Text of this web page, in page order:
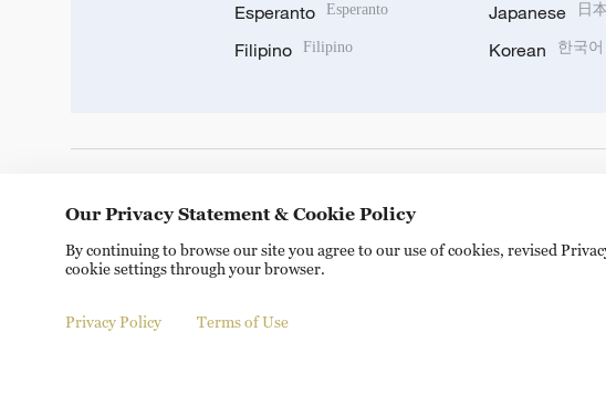
Esperanto Esperanto
Filipino Filipino
Japanese 日
Korean 한국어
© China Radio International.CRI. All Rights Reserved. 16A Shijingshan
Our Privacy Statement & Cookie Policy
By continuing to browse our site you agree to our use of cookies, revised
cookie settings through your browser.
Privacy Policy Terms of Use